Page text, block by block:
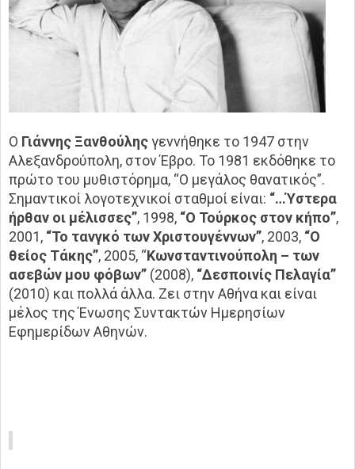
Ο Γιάννης Ξανθούληςγεννήθηκε το 1947 στην
Αλεξανδρούπολη, στον Έβρο. Το 1981 εκδόθηκε το
πρώτο του μυθιστόρημα, “Ο μεγάλος θανατικός”.
Σημαντικοί λογοτεχνικοί σταθμοί είναι: “…Ύστερα
ήρθαν οι μέλισσες”, 1998, “Ο Τούρκος στον κήπο”,
2001, “Το τανγκό των Χριστουγέννων”, 2003, “Ο
θείος Τάκης”, 2005, “Κωνσταντινούπολη – των
ασεβών μου φόβων” (2008), “Δεσποινίς Πελαγία”
(2010) και πολλά άλλα. Ζει στην Αθήνα και είναι
μέλος της Ένωσης Συντακτών Ημερησίων
Εφημερίδων Αθηνών.